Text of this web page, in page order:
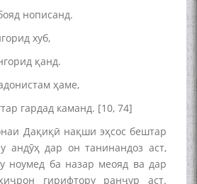
нописанд.
хуб,
қанд.
ҳаме,
гардад каманд. [10, 74]
Дақиқӣ нақши эҳсос бештар
андӯҳ дар он танинандоз аст,
ноумед ба назар меояд ва дар
гирифтору ранҷур аст.